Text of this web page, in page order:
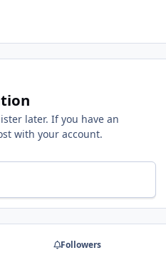
later. If you have an
with your account.
Followers